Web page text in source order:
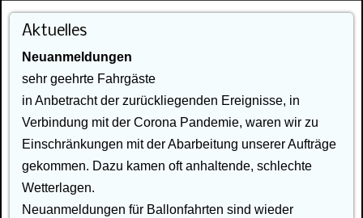
Aktuelles
Neuanmeldungen
sehr geehrte Fahrgäste
in Anbetracht der zurückliegenden Ereignisse, in
Verbindung mit der Corona Pandemie, waren wir zu
Einschränkungen mit der Abarbeitung unserer Aufträge
gekommen. Dazu kamen oft anhaltende, schlechte
Wetterlagen.
Neuanmeldungen für Ballonfahrten sind wieder